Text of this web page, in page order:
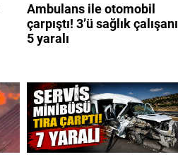
Ambulans ile otomobil
çarpıştı! 3’ü sağlık çalışanı
5 yaralı